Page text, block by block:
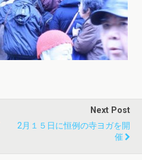
Next Post
2月１５日に恒例の寺ヨガを開
催